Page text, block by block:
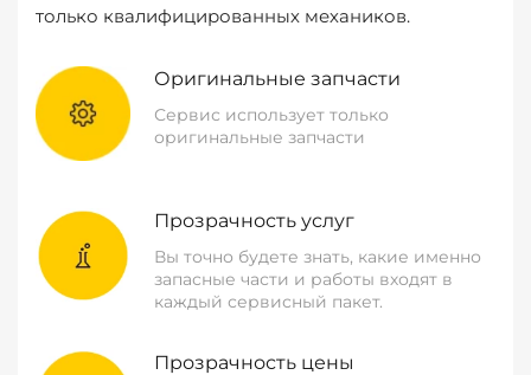
только квалифицированных механиков.
Оригинальные запчасти
Сервис использует только
оригинальные запчасти
Прозрачность услуг
Вы точно будете знать, какие именно
запасные части и работы входят в
каждый сервисный пакет.
Прозрачность цены